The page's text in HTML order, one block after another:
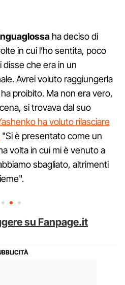
ha deciso di
in cui l’ho sentita, poco
disse che era in un
Avrei voluto raggiungerla
proibito. Ma non era vero,
si trovava dal suo
ha voluto rilasciare
"Si è presentato come un
volta in cui mi è venuto a
sbagliato, altrimenti
su Fanpage.it